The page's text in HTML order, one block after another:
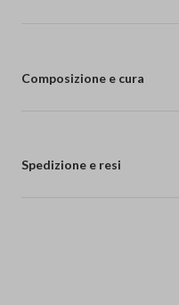
Composizione e cura
Spedizione e resi